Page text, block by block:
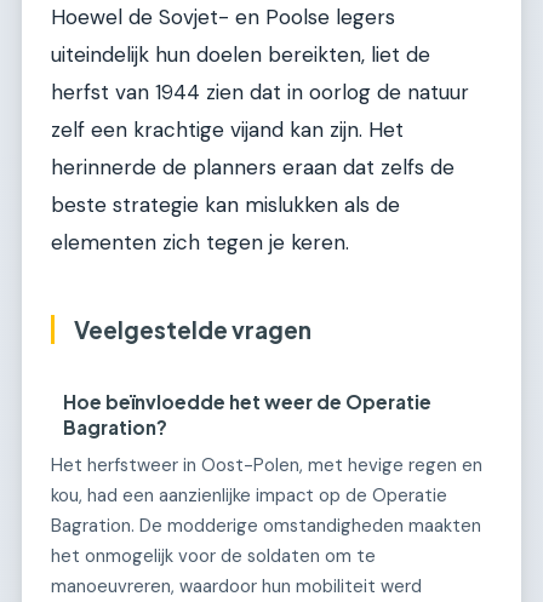
Hoewel de Sovjet- en Poolse legers
uiteindelijk hun doelen bereikten, liet de
herfst van 1944 zien dat in oorlog de natuur
zelf een krachtige vijand kan zijn. Het
herinnerde de planners eraan dat zelfs de
beste strategie kan mislukken als de
elementen zich tegen je keren.
Veelgestelde vragen
Hoe beïnvloedde het weer de Operatie
Bagration?
Het herfstweer in Oost-Polen, met hevige regen en
kou, had een aanzienlijke impact op de Operatie
Bagration. De modderige omstandigheden maakten
het onmogelijk voor de soldaten om te
manoeuvreren, waardoor hun mobiliteit werd